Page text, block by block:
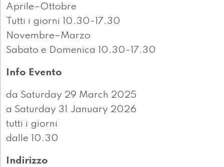
Aprile–Ottobre
Tutti i giorni 10.30-17.30
Novembre–Marzo
Sabato e Domenica 10.30-17.30
Info Evento
da Saturday 29 March 2025
a Saturday 31 January 2026
tutti i giorni
dalle 10.30
Indirizzo